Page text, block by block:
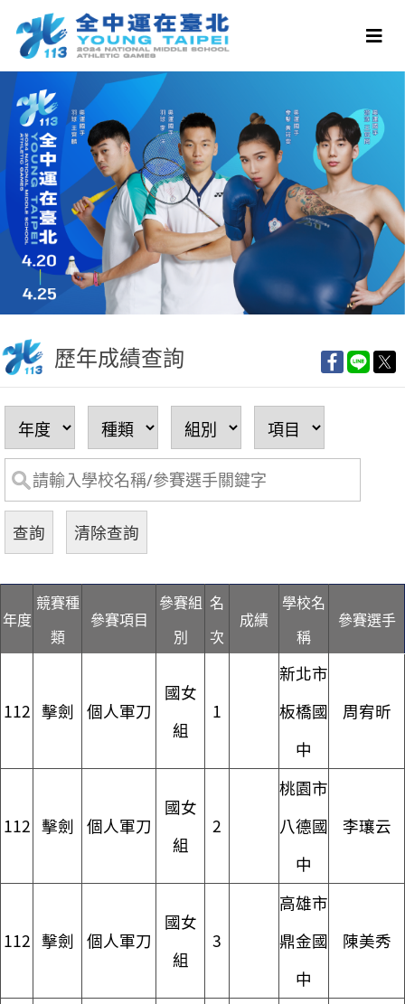
歷年成績查詢
年度
競賽種
類
參賽項目
參賽組
別
名
次
成績
學校名
稱
參賽選手
112 擊劍 個人軍刀
國女
組
1
新北市
板橋國
中
周宥昕
112 擊劍 個人軍刀
國女
組
2
桃園市
八德國
中
李瓖云
112 擊劍 個人軍刀
國女
組
3
高雄市
鼎金國
中
陳美秀